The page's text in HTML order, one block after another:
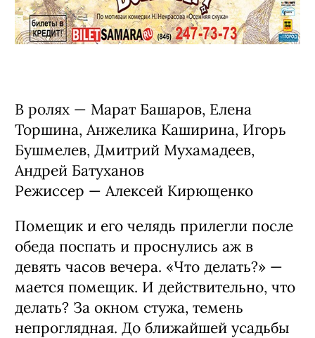
В ролях — Марат Башаров, Елена
Торшина, Анжелика Каширина, Игорь
Бушмелев, Дмитрий Мухамадеев,
Андрей Батуханов
Режиссер — Алексей Кирющенко
Помещик и его челядь прилегли после
обеда поспать и проснулись аж в
девять часов вечера. «Что делать?» —
мается помещик. И действительно, что
делать? За окном стужа, темень
непроглядная. До ближайшей усадьбы